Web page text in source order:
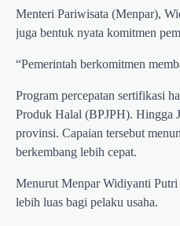
Menteri Pariwisata (Menpar),
juga bentuk nyata komitmen
“Pemerintah berkomitmen
Program percepatan sertifikasi
Produk Halal (BPJPH). Hingga
provinsi. Capaian tersebut
berkembang lebih cepat.
Menurut Menpar Widiyanti Putri
lebih luas bagi pelaku usaha.